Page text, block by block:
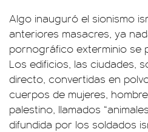
Algo inauguró el sionismo
anteriores masacres, ya
pornográfico exterminio se
Los edificios, las ciudades,
directo, convertidas en
cuerpos de mujeres,
palestino, llamados
difundida por los soldados